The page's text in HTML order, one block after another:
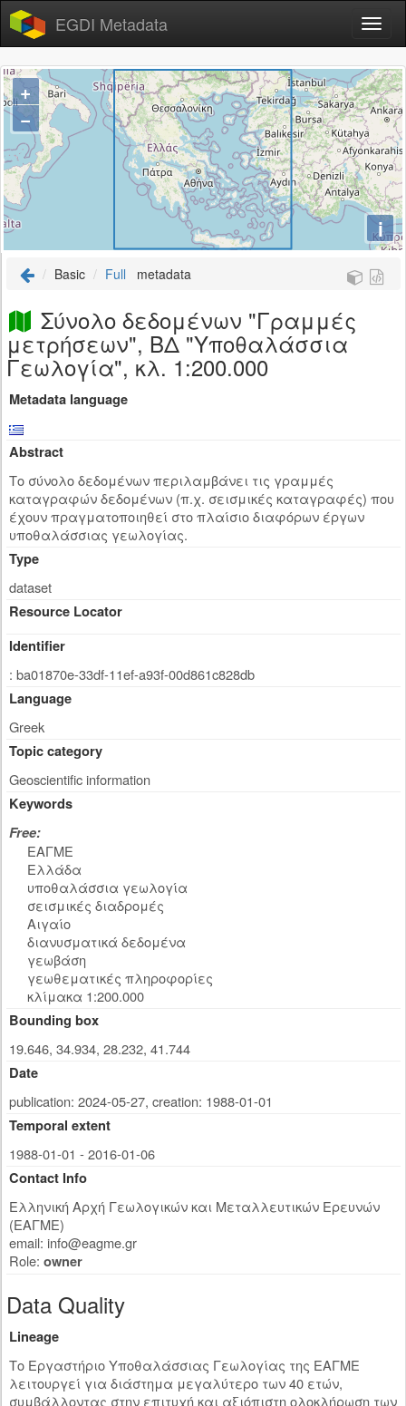
EGDI Metadata
+
−
i
Basic Full metadata
Σύνολο δεδομένων "Γραμμές
μετρήσεων", ΒΔ "Υποθαλάσσια
Γεωλογία", κλ. 1:200.000
Metadata language
Abstract
Το σύνολο δεδομένων περιλαμβάνει τις γραμμές
καταγραφών δεδομένων (π.χ. σεισμικές καταγραφές) που
έχουν πραγματοποιηθεί στο πλαίσιο διαφόρων έργων
υποθαλάσσιας γεωλογίας.
Type
dataset
Resource Locator
Identifier
: ba01870e-33df-11ef-a93f-00d861c828db
Language
Greek
Topic category
Geoscientific information
Keywords
Free:
ΕΑΓΜΕ
Ελλάδα
υποθαλάσσια γεωλογία
σεισμικές διαδρομές
Αιγαίο
διανυσματικά δεδομένα
γεωβάση
γεωθεματικές πληροφορίες
κλίμακα 1:200.000
Bounding box
19.646, 34.934, 28.232, 41.744
Date
publication: 2024-05-27, creation: 1988-01-01
Temporal extent
1988-01-01 - 2016-01-06
Contact Info
Ελληνική Αρχή Γεωλογικών και Μεταλλευτικών Ερευνών
(ΕΑΓΜΕ)
email: info@eagme.gr
Role: owner
Data Quality
Lineage
Το Εργαστήριο Υποθαλάσσιας Γεωλογίας της ΕΑΓΜΕ
λειτουργεί για διάστημα μεγαλύτερο των 40 ετών,
συμβάλλοντας στην επιτυχή και αξιόπιστη ολοκλήρωση των